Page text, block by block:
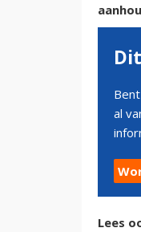
al
Lees